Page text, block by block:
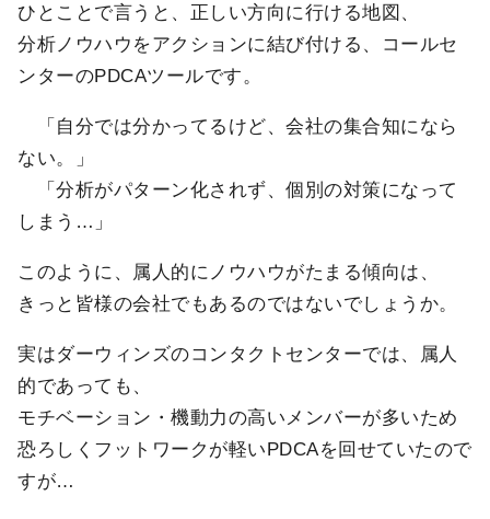
ひとことで言うと、正しい方向に行ける地図、
分析ノウハウをアクションに結び付ける、コールセ
ンターのPDCAツールです。
「自分では分かってるけど、会社の集合知になら
ない。」
「分析がパターン化されず、個別の対策になって
しまう…」
このように、属人的にノウハウがたまる傾向は、
きっと皆様の会社でもあるのではないでしょうか。
実はダーウィンズのコンタクトセンターでは、属人
的であっても、
モチベーション・機動力の高いメンバーが多いため
恐ろしくフットワークが軽いPDCAを回せていたので
すが…